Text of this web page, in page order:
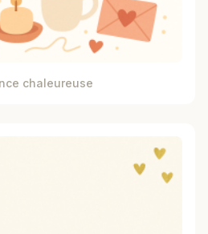
chaleureuse